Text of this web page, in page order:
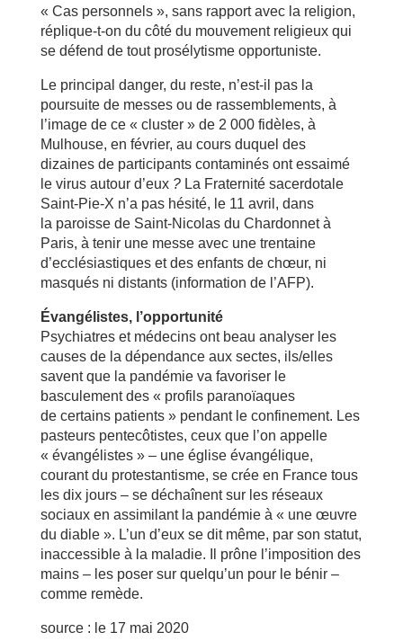
« Cas personnels », sans rapport avec la religion,
réplique-t-on du côté du mouvement religieux qui
se défend de tout prosélytisme opportuniste.
Le principal danger, du reste, n’est-il pas la
poursuite de messes ou de rassemblements, à
l’image de ce « cluster » de 2 000 fidèles, à
Mulhouse, en février, au cours duquel des
dizaines de participants contaminés ont essaimé
le virus autour d’eux ? La Fraternité sacerdotale
Saint-Pie-X n’a pas hésité, le 11 avril, dans
la paroisse de Saint-Nicolas du Chardonnet à
Paris, à tenir une messe avec une trentaine
d’ecclésiastiques et des enfants de chœur, ni
masqués ni distants (information de l’AFP).
Évangélistes, l’opportunité
Psychiatres et médecins ont beau analyser les
causes de la dépendance aux sectes, ils/elles
savent que la pandémie va favoriser le
basculement des « profils paranoïaques
de certains patients » pendant le confinement. Les
pasteurs pentecôtistes, ceux que l’on appelle
« évangélistes » – une église évangélique,
courant du protestantisme, se crée en France tous
les dix jours – se déchaînent sur les réseaux
sociaux en assimilant la pandémie à « une œuvre
du diable ». L’un d’eux se dit même, par son statut,
inaccessible à la maladie. Il prône l’imposition des
mains – les poser sur quelqu’un pour le bénir –
comme remède.
source : le 17 mai 2020